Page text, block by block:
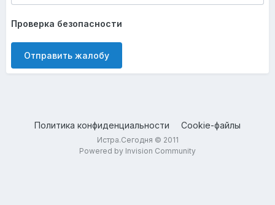
Проверка безопасности
Отправить жалобу
Политика конфиденциальности Cookie-файлы
Истра.Сегодня © 2011
Powered by Invision Community